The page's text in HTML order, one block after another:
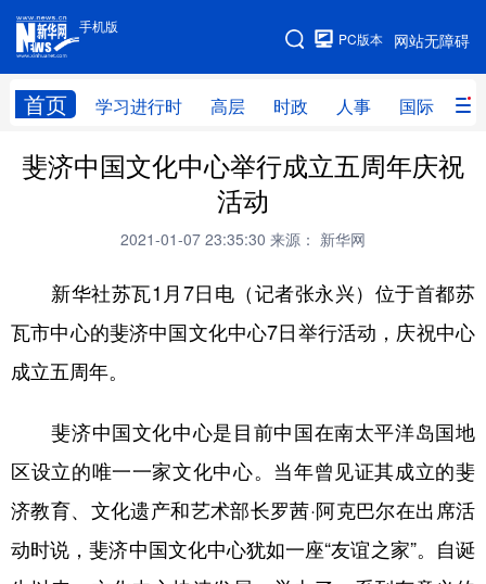
手机版
网站无障碍
PC版本
首页 学习进行时 高层 时政 人事 国际 财
手机版
网站地图
学习进行时 高层 时政 人事
全球连线
科技 科创 量子 体育
文化 书画 健康 军事
法律 中央文件 金融 汽车
食品 人居 信息化 数字经济
学术中国 乡村振兴 银龄 溯源中国
斐济中国文化中心举行成立五周年庆祝
活动
2021-01-07 23:35:30 来源： 新华网
新华社苏瓦1月7日电（记者张永兴）位于首都苏
瓦市中心的斐济中国文化中心7日举行活动，庆祝中心
成立五周年。
斐济中国文化中心是目前中国在南太平洋岛国地
区设立的唯一一家文化中心。当年曾见证其成立的斐
济教育、文化遗产和艺术部长罗茜·阿克巴尔在出席活
动时说，斐济中国文化中心犹如一座“友谊之家”。自诞